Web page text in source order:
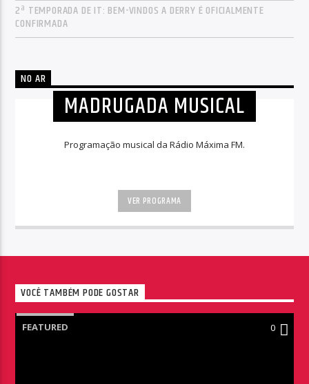
2ª TEMPORADA DE IT: BEM-VINDOS A DERRY É OFICIALMENTE
CONFIRMADA
NO AR
MADRUGADA MUSICAL
Programação musical da Rádio Máxima FM.
VER PROGRAMA
VOCÊ TAMBÉM PODE GOSTAR
FEATURED 0